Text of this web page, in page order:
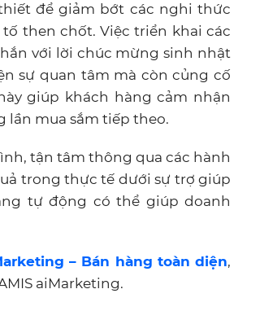
để giảm bớt các nghi thức
then chốt. Việc triển khai các
với lời chúc mừng sinh nhật
sự quan tâm mà còn củng cố
giúp khách hàng cảm nhận
lần mua sắm tiếp theo.
tận tâm thông qua các hành
trong thực tế dưới sự trợ giúp
tự động có thể giúp doanh
– Bán hàng toàn diện,
aiMarketing.